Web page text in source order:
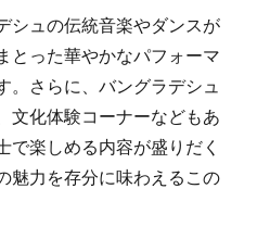
シュの伝統音楽やダンスが
とった華やかなパフォーマ
。さらに、バングラデシュ
文化体験コーナーなどもあ
で楽しめる内容が盛りだく
魅力を存分に味わえるこの